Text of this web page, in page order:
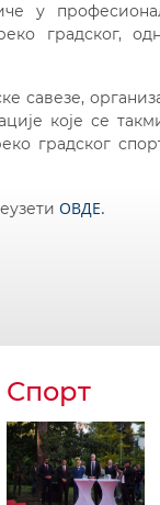
у
градског,
савезе,
које се
градског
ОВДЕ.
Спорт